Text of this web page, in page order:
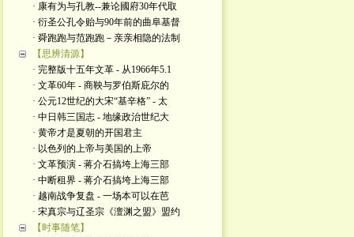
· 康有为与孔教--兼论國府30年代取
· 衍圣公孔令贻与90年前的曲阜基督
· 舜跑跑与范跑跑－亲亲相隐的法制
【思辨清源】
· 完整版十五年文革 - 从1966年5.1
· 文革60年 - 商鞅与罗伯斯庇尔的
· 公元12世纪的大宋“基辛格” - 太
· 中日韩三国志 - 地缘政治世纪大
· 黄帝才是夏朝的开国君主
· 以色列的上帝与美国的上帝
· 文革预演 - 蒋介石搞垮上海三部
· 中断租界 - 蒋介石搞垮上海三部
· 越南战争复盘 - 一场本可以在芭
· 宋真宗与辽圣宗《澶渊之盟》盟约
【时事随笔】